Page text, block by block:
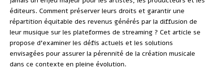
éditeurs. Comment préserver leurs droits et garantir une
répartition équitable des revenus générés par la diffusion de
leur musique sur les plateformes de streaming ? Cet article se
propose d’examiner les défis actuels et les solutions
envisagées pour assurer la pérennité de la création musicale
dans ce contexte en pleine évolution.